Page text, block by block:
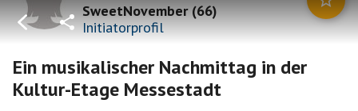
SweetNovember(66)
Initiatorprofil
Ein musikalischer Nachmittag in der
Kultur-Etage Messestadt